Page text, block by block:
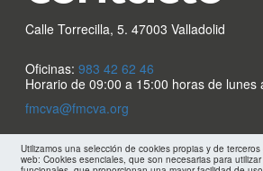
Utilizamos una selección de cookies propias y de
web: Cookies esenciales, que son necesarias para
Calle Torrecilla, 5. 47003 Valladolid
Oficinas: 983 42 62 46
Horario de 09:00 a 15:00 horas de lunes
fmcva@fmcva.org
Menu
aviso legal